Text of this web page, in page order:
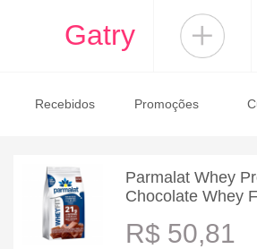
Gatry
Recebidos Promoções
Parmalat Whey
Chocolate Whey
R$ 50,81